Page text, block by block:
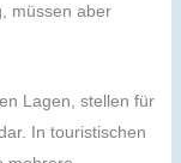
müssen aber
Lagen, stellen für
In touristischen